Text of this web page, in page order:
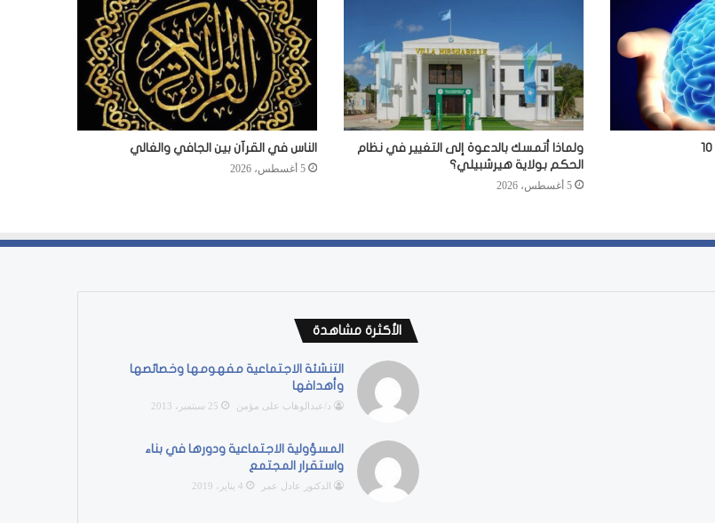
ولماذا أتمسك بالدعوة إلى التغيير في نظام
الحكم بولاية هيرشبيلي؟
5 أغسطس، 2026
الناس في القرآن بين الجافي والغالي
5 أغسطس، 2026
الأكثرة مشاهدة
التنشئة الاجتماعية مفهومها وخصائصها
وأهدافها
د/عبدالوهاب على مؤمن 25 سبتمبر، 2013
المسؤولية الاجتماعية ودورها في بناء
واستقرار المجتمع
الدكتور عادل عمر 4 يناير، 2019